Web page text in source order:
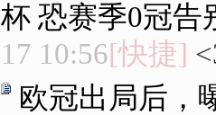
杯 恐赛季0冠告
17 10:56[快捷]
欧冠出局后，